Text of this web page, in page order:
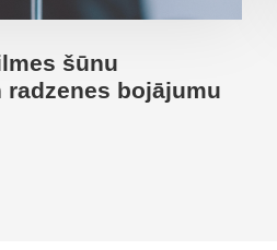
šūnu
bojājumu